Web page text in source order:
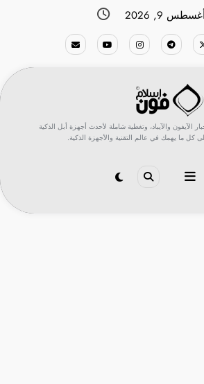
9, 2026
والآيباد، وتغطية شاملة لأحدث أجهزة أبل الذكية
كل ما يهمك في عالم التقنية والأجهزة الذكية.